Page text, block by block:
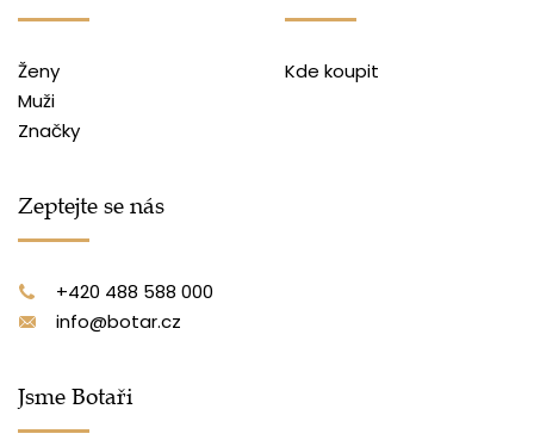
Ženy
Muži
Značky
Kde koupit
Zeptejte se nás
+420 488 588 000
info@botar.cz
Jsme Botaři